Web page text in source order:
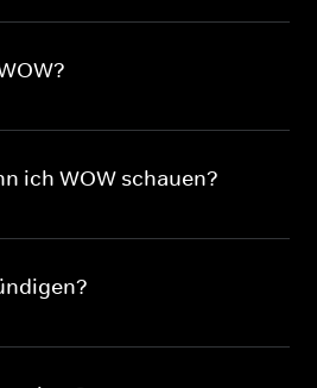
ich WOW schauen?